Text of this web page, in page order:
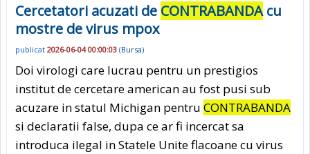
Cercetatori acuzati de CONTRABANDAcu
mostre de virus mpox
publicat 2026-06-04 00:00:03 (Bursa)
Doi virologi care lucrau pentru un prestigios
institut de cercetare american au fost pusi sub
acuzare in statul Michigan pentru CONTRABANDA
si declaratii false, dupa ce ar fi incercat sa
introduca ilegal in Statele Unite flacoane cu virus